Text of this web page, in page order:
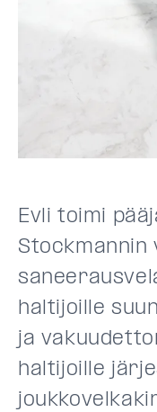
Evli toimi
Stockmannin
haltijoille
ja
haltijoille